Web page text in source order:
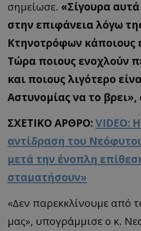
σημείωσε. «Σίγουρα
στην επιφάνεια λόγω
Κτηνοτρόφων κάποιους
Τώρα ποιους ενοχλούν
και ποιους λιγότερο
Αστυνομίας να το βρει»,
ΣΧΕΤΙΚΟ ΑΡΘΡΟ: VIDEO:
αντίδραση του
μετά την ένοπλη
σταματήσουν»
«Δεν παρεκκλίνουμε από
μας», υπογράμμισε ο κ.